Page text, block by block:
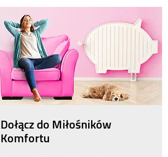
Dołącz do Miłośników
Komfortu